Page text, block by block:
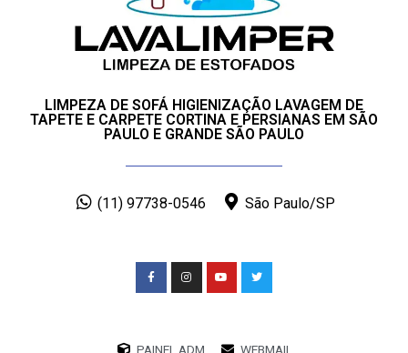
LIMPEZA DE SOFÁ HIGIENIZAÇÃO LAVAGEM DE
TAPETE E CARPETE CORTINA E PERSIANAS EM SÃO
PAULO E GRANDE SÃO PAULO
(11) 97738-0546 São Paulo/SP
PAINEL ADM WEBMAIL